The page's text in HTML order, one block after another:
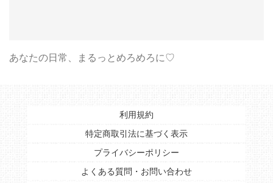
あなたの日常、まるっとめろめろに♡
利用規約
特定商取引法に基づく表示
プライバシーポリシー
よくある質問・お問い合わせ